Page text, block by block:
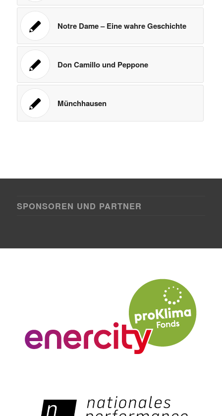
Notre Dame – Eine wahre Geschichte
Don Camillo und Peppone
Münchhausen
SPONSOREN UND PARTNER